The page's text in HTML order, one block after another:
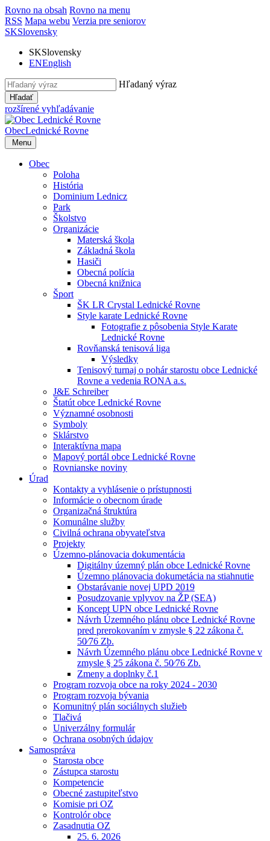
Rovno na obsah Rovno na menu
RSS Mapa webu Verzia pre seniorov
SKSlovensky
SKSlovensky
ENEnglish
Hľadaný výraz
Hľadať
rozšírené vyhľadávanie
ObecLednické Rovne
Menu
Obec
Poloha
História
Dominium Lednicz
Park
Školstvo
Organizácie
Materská škola
Základná škola
Hasiči
Obecná polícia
Obecná knižnica
Šport
ŠK LR Crystal Lednické Rovne
Style karate Lednické Rovne
Fotografie z pôsobenia Style Karate
Lednické Rovne
Rovňanská tenisová liga
Výsledky
Tenisový turnaj o pohár starostu obce Lednické
Rovne a vedenia RONA a.s.
J&E Schreiber
Štatút obce Lednické Rovne
Významné osobnosti
Symboly
Sklárstvo
Interaktívna mapa
Mapový portál obce Lednické Rovne
Rovnianske noviny
Úrad
Kontakty a vyhlásenie o prístupnosti
Informácie o obecnom úrade
Organizačná štruktúra
Komunálne služby
Civilná ochrana obyvateľstva
Projekty
Územno-plánovacia dokumentácia
Digitálny územný plán obce Lednické Rovne
Územno plánovacia dokumetácia na stiahnutie
Obstarávanie novej UPD 2019
Posudzovanie vplyvov na ŽP (SEA)
Koncept UPN obce Lednické Rovne
Návrh Územného plánu obce Lednické Rovne
pred prerokovaním v zmysle § 22 zákona č.
50⁄76 Zb.
Návrh Územného plánu obce Lednické Rovne v
zmysle § 25 zákona č. 50⁄76 Zb.
Zmeny a doplnky č.1
Program rozvoja obce na roky 2024 - 2030
Program rozvoja bývania
Komunitný plán sociálnych služieb
Tlačivá
Univerzálny formulár
Ochrana osobných údajov
Samospráva
Starosta obce
Zástupca starostu
Kompetencie
Obecné zastupiteľstvo
Komisie pri OZ
Kontrolór obce
Zasadnutia OZ
25. 6. 2026